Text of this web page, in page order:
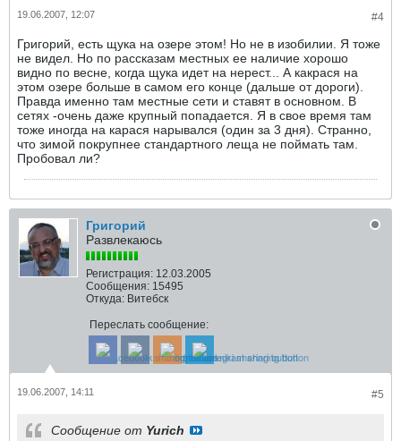
#4
19.06.2007, 12:07
Григорий, есть щука на озере этом! Но не в изобилии. Я тоже
не видел. Но по рассказам местных ее наличие хорошо
видно по весне, когда щука идет на нерест... А какрася на
этом озере больше в самом его конце (дальше от дороги).
Правда именно там местные сети и ставят в основном. В
сетях -очень даже крупный попадается. Я в свое время там
тоже иногда на карася нарывался (один за 3 дня). Странно,
что зимой покрупнее стандартного леща не поймать там.
Пробовал ли?
Григорий
Развлекаюсь
Регистрация: 12.03.2005
Сообщения: 15495
Откуда: Витебск
Переслать сообщение:
#5
19.06.2007, 14:11
Сообщение от Yurich